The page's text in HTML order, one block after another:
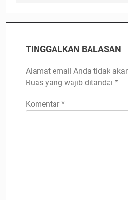
TINGGALKAN BALASAN
Alamat email Anda tidak
Ruas yang wajib ditandai *
Komentar *